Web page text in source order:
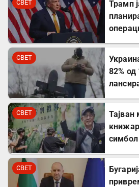
СВЕТ
Трамп
СВЕТ
82% од
СВЕТ
Тајван
симбол
СВЕТ